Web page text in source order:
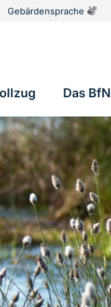
Gebärdensprache
Das BfN